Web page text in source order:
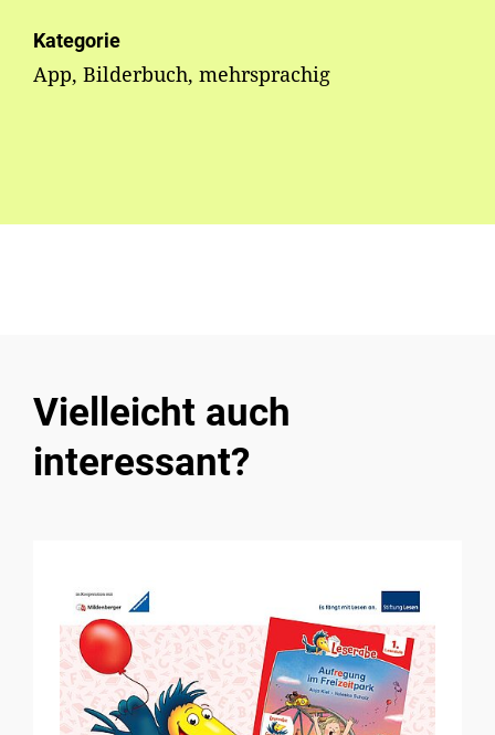
Kategorie
App, Bilderbuch, mehrsprachig
Vielleicht auch
interessant?